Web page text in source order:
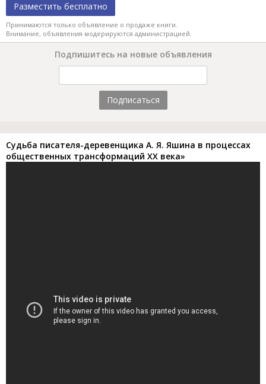
Разместить бесплатно
Принимаются только объявление о продаже книги.
Внимание, объявления модерируются администрацией.
Подпишитесь на новые объявления
Подписаться
Судьба писателя-деревенщика А. Я. Яшина в процессах
общественных трансформаций XX века»